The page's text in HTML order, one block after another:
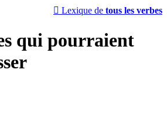
 Lexique de tous les verbes
qui pourraient